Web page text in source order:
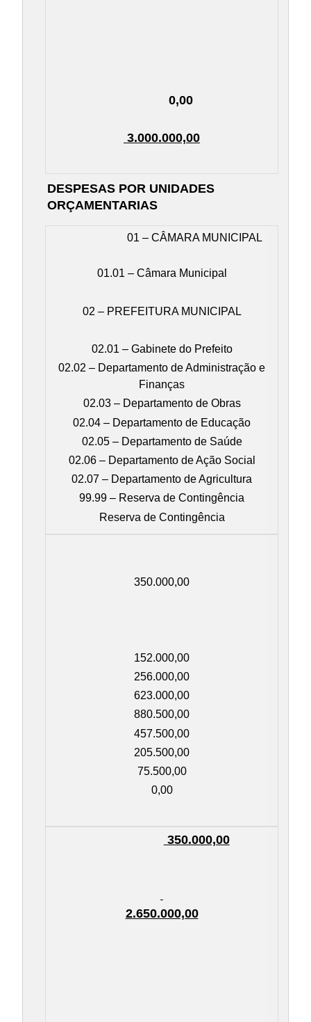
0,00
3.000.000,00
DESPESAS POR UNIDADES
ORÇAMENTARIAS
01 – CÂMARA MUNICIPAL
01.01 – Câmara Municipal
02 – PREFEITURA MUNICIPAL
02.01 – Gabinete do Prefeito
02.02 – Departamento de Administração e
Finanças
02.03 – Departamento de Obras
02.04 – Departamento de Educação
02.05 – Departamento de Saúde
02.06 – Departamento de Ação Social
02.07 – Departamento de Agricultura
99.99 – Reserva de Contingência
Reserva de Contingência
350.000,00
152.000,00
256.000,00
623.000,00
880.500,00
457.500,00
205.500,00
75.500,00
0,00
350.000,00
2.650.000,00